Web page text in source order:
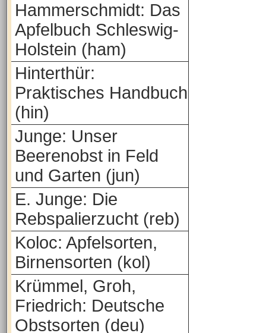
Hammerschmidt: Das
Apfelbuch Schleswig-
Holstein (ham)
Hinterthür:
Praktisches Handbuch
(hin)
Junge: Unser
Beerenobst in Feld
und Garten (jun)
E. Junge: Die
Rebspalierzucht (reb)
Koloc: Apfelsorten,
Birnensorten (kol)
Krümmel, Groh,
Friedrich: Deutsche
Obstsorten (deu)